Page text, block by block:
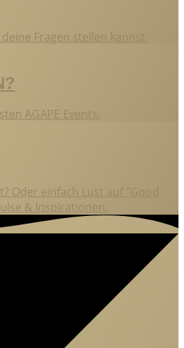
Fragen stellen kannst.
AGAPE Events.
Oder einfach Lust auf "Good
& Inspirationen.